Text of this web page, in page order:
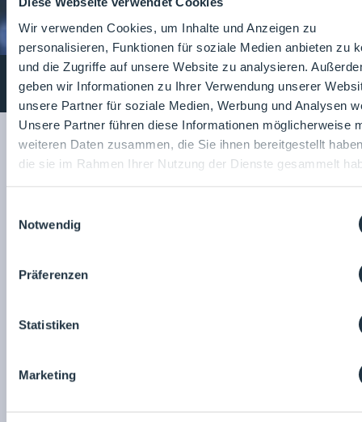
Wir verwenden Cookies, um Inhalte und Anzeigen zu
personalisieren, Funktionen für soziale Medien anbieten zu
und die Zugriffe auf unsere Website zu analysieren.
geben wir Informationen zu Ihrer Verwendung unserer
unsere Partner für soziale Medien, Werbung und Analysen
Unsere Partner führen diese Informationen möglicherweise
weiteren Daten zusammen, die Sie ihnen bereitgestellt
die sie im Rahmen Ihrer Nutzung der Dienste gesammelt
Notwendig
Präferenzen
Statistiken
Marketing
Lounges Menü
Vorträge und Aktionen